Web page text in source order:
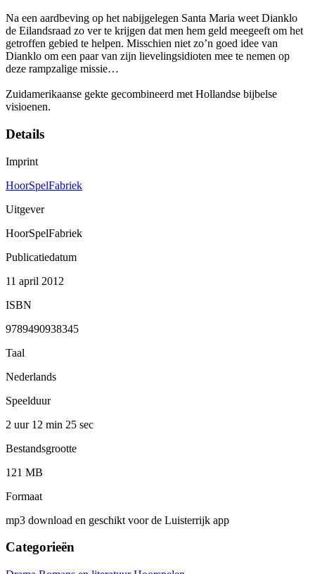
Na een aardbeving op het nabijgelegen Santa Maria weet Dianklo
de Eilandsraad zo ver te krijgen dat men hem geld meegeeft om het
getroffen gebied te helpen. Misschien niet zo’n goed idee van
Dianklo om een paar van zijn lievelingsidioten mee te nemen op
deze rampzalige missie…
Zuidamerikaanse gekte gecombineerd met Hollandse bijbelse
visioenen.
Details
Imprint
HoorSpelFabriek
Uitgever
HoorSpelFabriek
Publicatiedatum
11 april 2012
ISBN
9789490938345
Taal
Nederlands
Speelduur
2 uur 12 min 25 sec
Bestandsgrootte
121 MB
Formaat
mp3 download en geschikt voor de Luisterrijk app
Categorieën